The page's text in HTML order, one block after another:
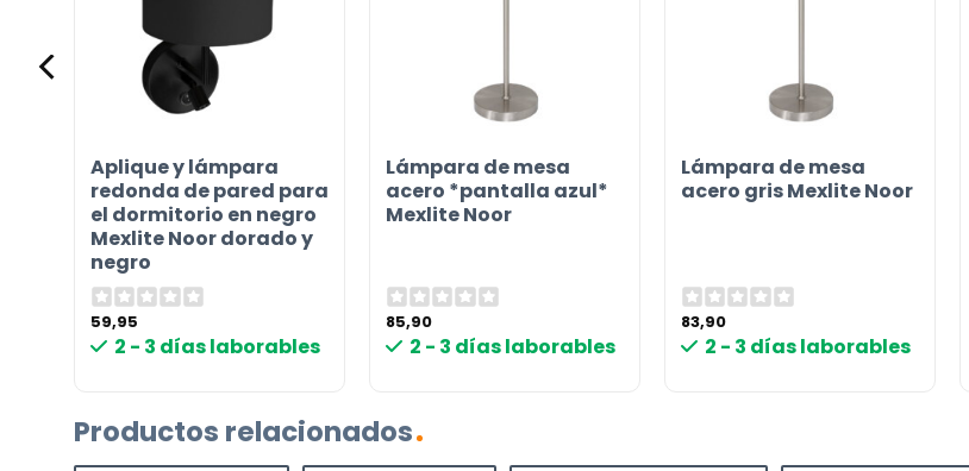
Aplique y lámpara
redonda de pared para
el dormitorio en negro
Mexlite Noor dorado y
negro
59,95
2 - 3 días laborables
Lámpara de mesa
acero *pantalla azul*
Mexlite Noor
85,90
2 - 3 días laborables
Lámpara de mesa
acero gris Mexlite Noor
83,90
2 - 3 días laborables
Productos relacionados